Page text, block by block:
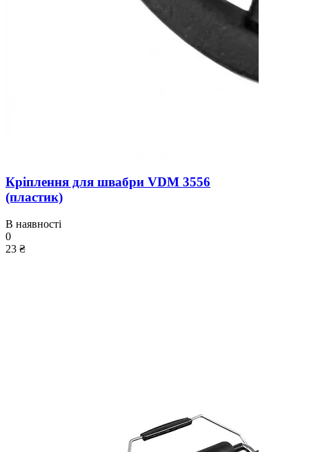
Кріплення для швабри VDM 3556
(пластик)
В наявності
0
23 ₴